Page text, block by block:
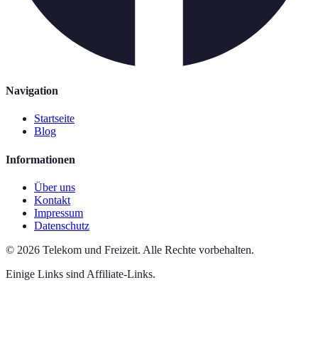
Navigation
Startseite
Blog
Informationen
Über uns
Kontakt
Impressum
Datenschutz
© 2026 Telekom und Freizeit. Alle Rechte vorbehalten.
Einige Links sind Affiliate-Links.